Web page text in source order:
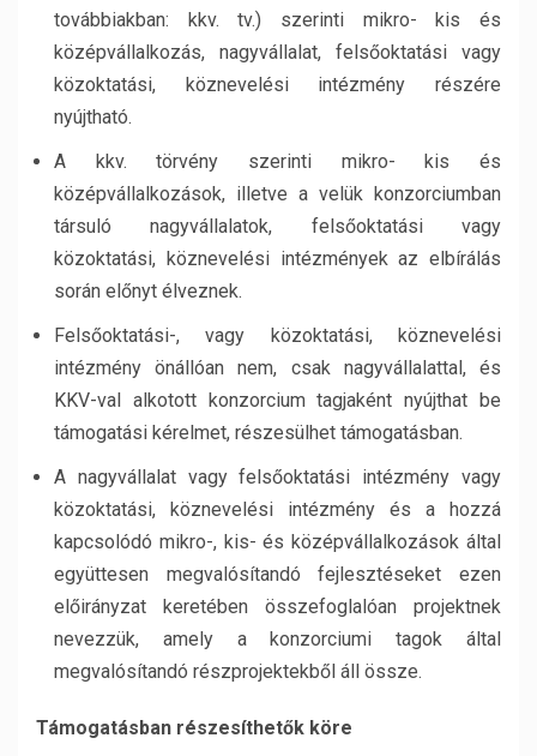
továbbiakban: kkv. tv.) szerinti mikro- kis és
középvállalkozás, nagyvállalat, felsőoktatási vagy
közoktatási, köznevelési intézmény részére
nyújtható.
A kkv. törvény szerinti mikro- kis és
középvállalkozások, illetve a velük konzorciumban
társuló nagyvállalatok, felsőoktatási vagy
közoktatási, köznevelési intézmények az elbírálás
során előnyt élveznek.
Felsőoktatási-, vagy közoktatási, köznevelési
intézmény önállóan nem, csak nagyvállalattal, és
KKV-val alkotott konzorcium tagjaként nyújthat be
támogatási kérelmet, részesülhet támogatásban.
A nagyvállalat vagy felsőoktatási intézmény vagy
közoktatási, köznevelési intézmény és a hozzá
kapcsolódó mikro-, kis- és középvállalkozások által
együttesen megvalósítandó fejlesztéseket ezen
előirányzat keretében összefoglalóan projektnek
nevezzük, amely a konzorciumi tagok által
megvalósítandó részprojektekből áll össze.
Támogatásban részesíthetők köre